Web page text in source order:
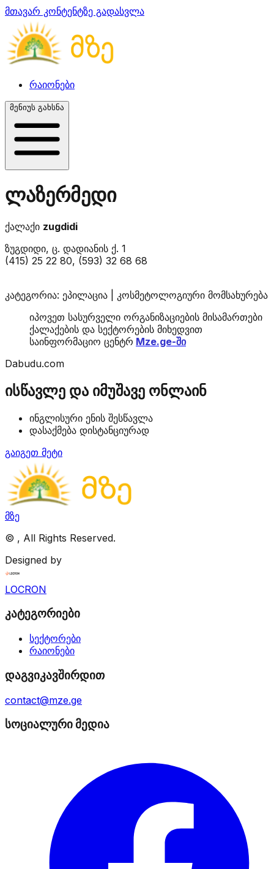
მთავარ კონტენტზე გადასვლა
რაიონები
მენიუს გახსნა
ლაზერმედი
ქალაქი zugdidi
ზუგდიდი, ც. დადიანის ქ. 1
(415) 25 22 80, (593) 32 68 68
კატეგორია: ეპილაცია | კოსმეტოლოგიური მომსახურება
იპოვეთ სასურველი ორგანიზაციების მისამართები
ქალაქების და სექტორების მიხედვით
საინფორმაციო ცენტრ Mze.ge-ში
Dabudu.com
ისწავლე და იმუშავე ონლაინ
ინგლისური ენის შესწავლა
დასაქმება დისტანციურად
გაიგეთ მეტი
მზე
© , All Rights Reserved.
Designed by
LOCRON
კატეგორიები
სექტორები
რაიონები
დაგვიკავშირდით
contact@mze.ge
სოციალური მედია